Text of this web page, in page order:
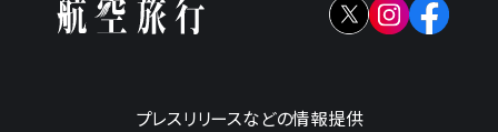
プレスリリースなどの情報提供